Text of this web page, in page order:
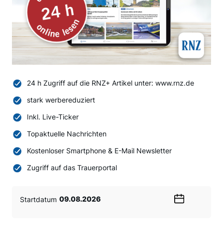
24 h Zugriff auf die RNZ+ Artikel unter: www.rnz.de
stark werbereduziert
Inkl. Live-Ticker
Topaktuelle Nachrichten
Kostenloser Smartphone & E-Mail Newsletter
Zugriff auf das Trauerportal
Startdatum